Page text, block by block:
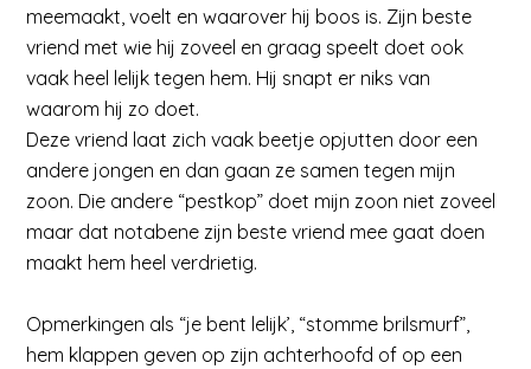
meemaakt, voelt en waarover hij boos is. Zijn beste
vriend met wie hij zoveel en graag speelt doet ook
vaak heel lelijk tegen hem. Hij snapt er niks van
waarom hij zo doet.
Deze vriend laat zich vaak beetje opjutten door een
andere jongen en dan gaan ze samen tegen mijn
zoon. Die andere “pestkop” doet mijn zoon niet zoveel
maar dat notabene zijn beste vriend mee gaat doen
maakt hem heel verdrietig.
Opmerkingen als “je bent lelijk’, “stomme brilsmurf”,
hem klappen geven op zijn achterhoofd of op een